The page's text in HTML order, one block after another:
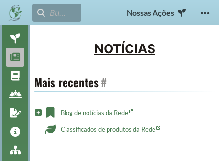
Nossas Ações
NOTÍCIAS
Mais recentes#
Blog de notícias da Rede
Classificados de produtos da Rede